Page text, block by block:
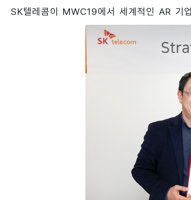
SK텔레콤이 MWC19에서 세계적인 AR 기